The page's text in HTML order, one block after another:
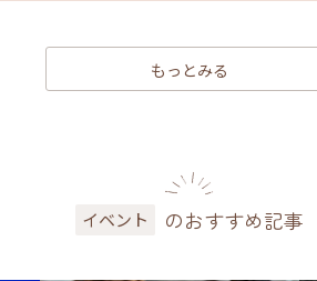
もっとみる
イベント のおすすめ記事